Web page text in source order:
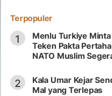
Terpopuler
1
Menlu Turkiye
Teken Pakta
NATO Muslim
2
Kala Umar Kejar
Mal yang Terlepas